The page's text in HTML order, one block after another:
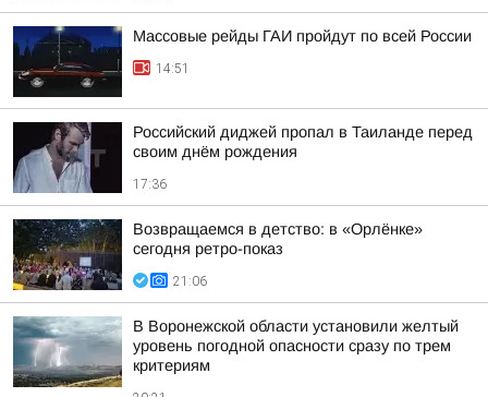
Массовые рейды ГАИ пройдут по всей России
14:51
Российский диджей пропал в Таиланде перед
своим днём рождения
17:36
Возвращаемся в детство: в «Орлёнке»
сегодня ретро-показ
21:06
В Воронежской области установили желтый
уровень погодной опасности сразу по трем
критериям